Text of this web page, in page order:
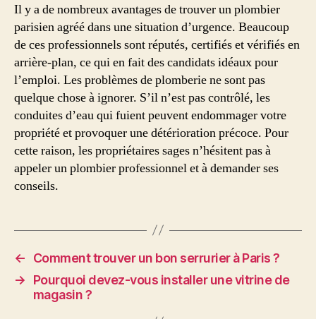
Il y a de nombreux avantages de trouver un plombier
parisien agréé dans une situation d’urgence. Beaucoup
de ces professionnels sont réputés, certifiés et vérifiés en
arrière-plan, ce qui en fait des candidats idéaux pour
l’emploi. Les problèmes de plomberie ne sont pas
quelque chose à ignorer. S’il n’est pas contrôlé, les
conduites d’eau qui fuient peuvent endommager votre
propriété et provoquer une détérioration précoce. Pour
cette raison, les propriétaires sages n’hésitent pas à
appeler un plombier professionnel et à demander ses
conseils.
←
Comment trouver un bon serrurier à Paris ?
→
Pourquoi devez-vous installer une vitrine de
magasin ?